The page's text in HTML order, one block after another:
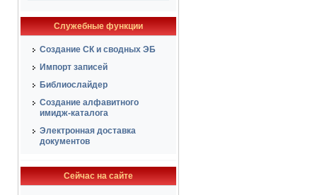
Служебные функции
Создание СК и сводных ЭБ
Импорт записей
Библиослайдер
Создание алфавитного
имидж-каталога
Электронная доставка
документов
Сейчас на сайте